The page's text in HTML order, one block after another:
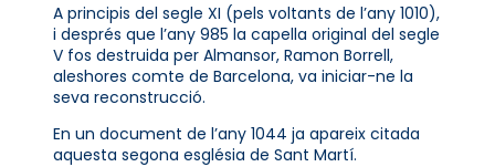
A principis del segle XI (pels voltants de l’any 1010),
i després que l’any 985 la capella original del segle
V fos destruida per Almansor, Ramon Borrell,
aleshores comte de Barcelona, va iniciar-ne la
seva reconstrucció.
En un document de l’any 1044 ja apareix citada
aquesta segona església de Sant Martí.